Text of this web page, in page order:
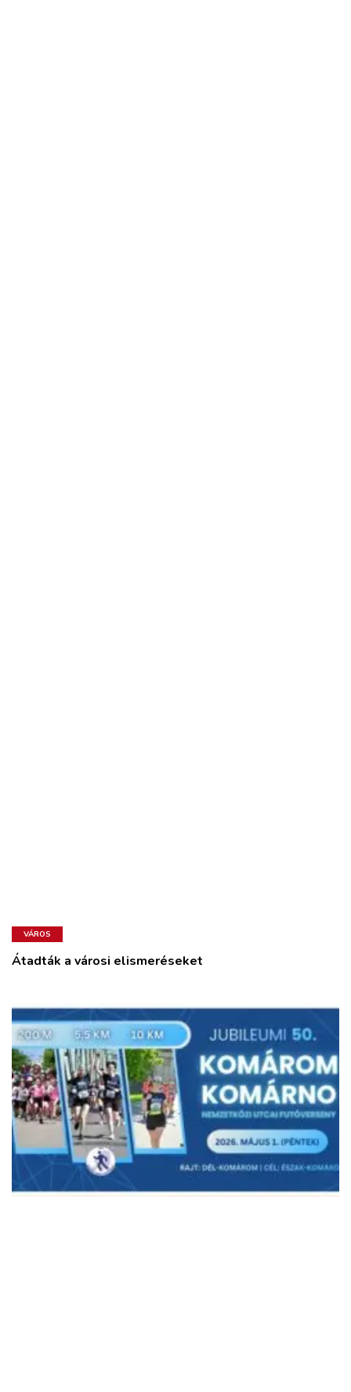
VÁROS
Átadták a városi elismeréseket